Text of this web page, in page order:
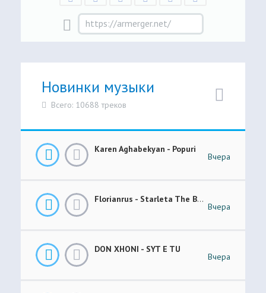
Новинки музыки
Всего: 10688 треков
Karen Aghabekyan - Popuri
Вчера
Florianrus - Starleta The Bar Session
Вчера
DON XHONI - SYT E TU
Вчера